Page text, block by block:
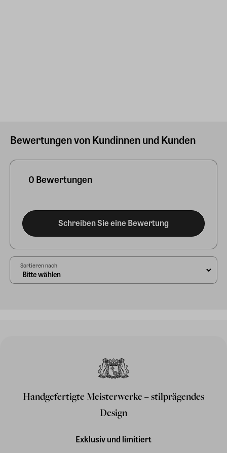
Bewertungen von Kundinnen und Kunden
0 Bewertungen
Schreiben Sie eine Bewertung
Sortieren nach
Handgefertigte Meisterwerke – stilprägendes
Design
Exklusiv und limitiert